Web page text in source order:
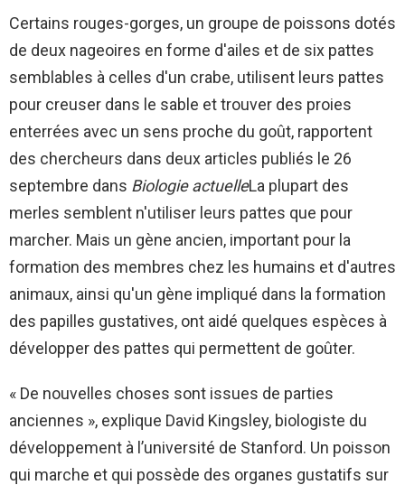
Certains rouges-gorges, un groupe de poissons dotés
de deux nageoires en forme d'ailes et de six pattes
semblables à celles d'un crabe, utilisent leurs pattes
pour creuser dans le sable et trouver des proies
enterrées avec un sens proche du goût, rapportent
des chercheurs dans deux articles publiés le 26
septembre dans Biologie actuelleLa plupart des
merles semblent n'utiliser leurs pattes que pour
marcher. Mais un gène ancien, important pour la
formation des membres chez les humains et d'autres
animaux, ainsi qu'un gène impliqué dans la formation
des papilles gustatives, ont aidé quelques espèces à
développer des pattes qui permettent de goûter.
« De nouvelles choses sont issues de parties
anciennes », explique David Kingsley, biologiste du
développement à l’université de Stanford. Un poisson
qui marche et qui possède des organes gustatifs sur